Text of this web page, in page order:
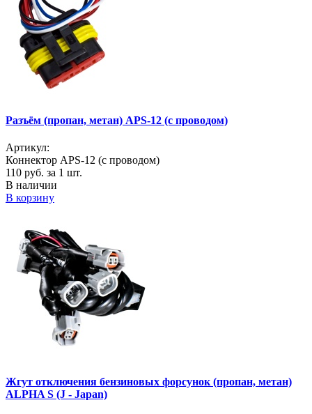
Разъём (пропан, метан) APS-12 (с проводом)
Артикул:
Коннектор APS-12 (с проводом)
110 руб. за 1 шт.
В наличии
В корзину
Жгут отключения бензиновых форсунок (пропан, метан)
ALPHA S (J - Japan)